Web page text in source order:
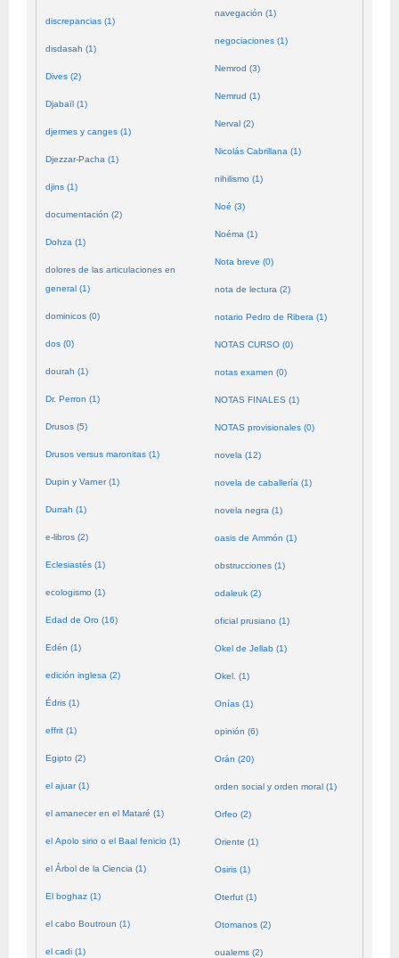
discrepancias (1)
disdasah (1)
Dives (2)
Djabaïl (1)
djermes y canges (1)
Djezzar-Pacha (1)
djins (1)
documentación (2)
Dohza (1)
dolores de las articulaciones en
general (1)
dominicos (0)
dos (0)
dourah (1)
Dr. Perron (1)
Drusos (5)
Drusos versus maronitas (1)
Dupin y Varner (1)
Durrah (1)
e-libros (2)
Eclesiastés (1)
ecologismo (1)
Edad de Oro (16)
Edén (1)
edición inglesa (2)
Édris (1)
effrit (1)
Egipto (2)
el ajuar (1)
el amanecer en el Mataré (1)
el Apolo sirio o el Baal fenicio (1)
el Árbol de la Ciencia (1)
El boghaz (1)
el cabo Boutroun (1)
el cadi (1)
navegación (1)
negociaciones (1)
Nemrod (3)
Nemrud (1)
Nerval (2)
Nicolás Cabrillana (1)
nihilismo (1)
Noé (3)
Noéma (1)
Nota breve (0)
nota de lectura (2)
notario Pedro de Ribera (1)
NOTAS CURSO (0)
notas examen (0)
NOTAS FINALES (1)
NOTAS provisionales (0)
novela (12)
novela de caballería (1)
novela negra (1)
oasis de Ammón (1)
obstrucciones (1)
odaleuk (2)
oficial prusiano (1)
Okel de Jellab (1)
Okel. (1)
Onías (1)
opinión (6)
Orán (20)
orden social y orden moral (1)
Orfeo (2)
Oriente (1)
Osiris (1)
Oterfut (1)
Otomanos (2)
oualems (2)